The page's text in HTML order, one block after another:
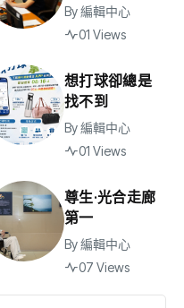
By編輯中心
01 Views
想打球卻總是
找不到
By編輯中心
01 Views
尊生·光合走廊
第一
By編輯中心
07 Views